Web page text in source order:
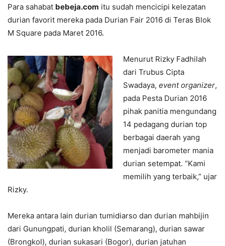
Para sahabat bebeja.com itu sudah mencicipi kelezatan
durian favorit mereka pada Durian Fair 2016 di Teras Blok
M Square pada Maret 2016.
Menurut Rizky Fadhilah
dari Trubus Cipta
Swadaya, event organizer,
pada Pesta Durian 2016
pihak panitia mengundang
14 pedagang durian top
berbagai daerah yang
menjadi barometer mania
durian setempat. “Kami
memilih yang terbaik,” ujar
Rizky.
Mereka antara lain durian tumidiarso dan durian mahbijin
dari Gunungpati, durian kholil (Semarang), durian sawar
(Brongkol), durian sukasari (Bogor), durian jatuhan